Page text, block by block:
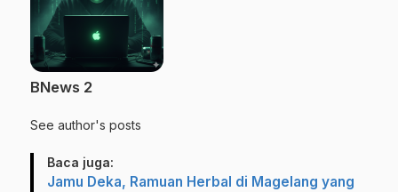
BNews 2
See author's posts
Baca juga:
Jamu Deka, Ramuan Herbal di Magelang yang